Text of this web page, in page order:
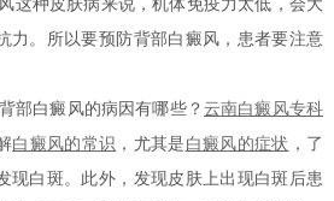
这种皮肤病来说，机体免疫力太低，会大
力。所以要预防背部白癜风，患者要注意
白癜风的病因有哪些？ 云南白癜风专科
白癜风的常识 ，尤其是 白癜风的症状 ，了
现白斑。此外，发现皮肤上出现白斑后患